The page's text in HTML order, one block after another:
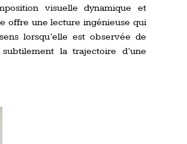
visuelle dynamique et
offre une lecture ingénieuse qui
lorsqu’elle est observée de
la trajectoire d’une